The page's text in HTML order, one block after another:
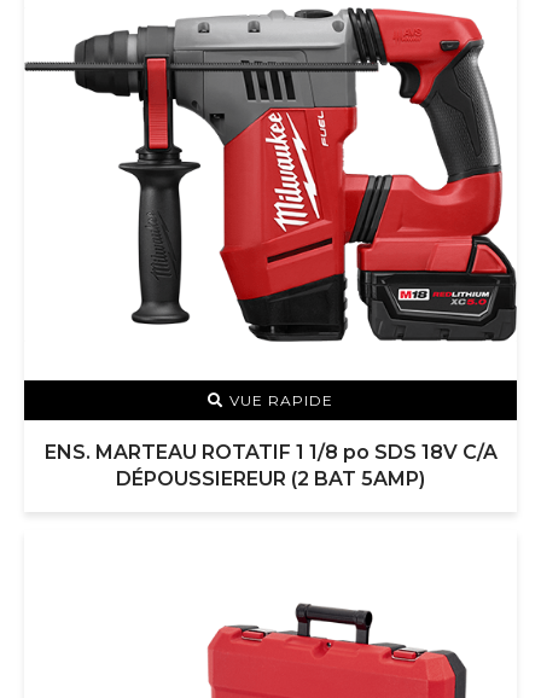
VUE RAPIDE
ENS. MARTEAU ROTATIF 1 1/8 po SDS 18V C/A
DÉPOUSSIEREUR (2 BAT 5AMP)